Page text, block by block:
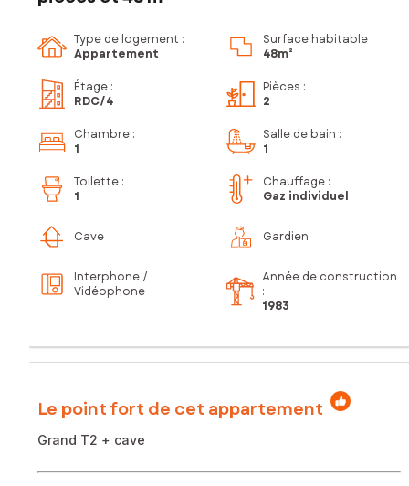
Type de logement :
Appartement
Surface habitable :
48m²
Étage :
RDC/4
Pièces :
2
Chambre :
1
Salle de bain :
1
Toilette :
1
Chauffage :
Gaz individuel
Cave Gardien
Interphone /
Vidéophone
Année de construction
:
1983
Le point fort de cet appartement
Grand T2 + cave